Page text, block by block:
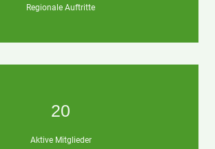
Regionale Auftritte
20
Aktive Mitglieder